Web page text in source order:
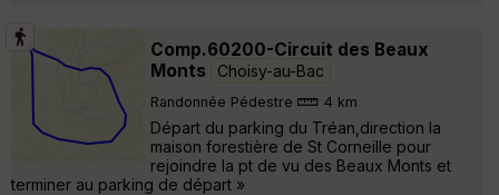
Comp.60200-Circuit des Beaux
Monts
Choisy-au-Bac
Randonnée Pédestre 4 km
Départ du parking du Tréan,direction la
maison forestière de St Corneille pour
rejoindre la pt de vu des Beaux Monts et
terminer au parking de départ »